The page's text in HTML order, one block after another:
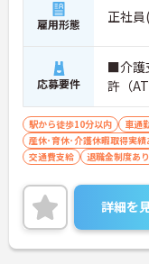
雇用形態 正社
応募要件
■介護
許（
駅から徒歩10分以内 車通
産休･育休･介護休暇取得実績
交通費支給
退職金制度あり
詳細を